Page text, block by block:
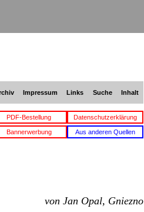
Impressum Links Suche Inhalt
PDF-Bestellung Datenschutzerklärung
Bannerwerbung Aus anderen Quellen
von Jan Opal, Gniezno